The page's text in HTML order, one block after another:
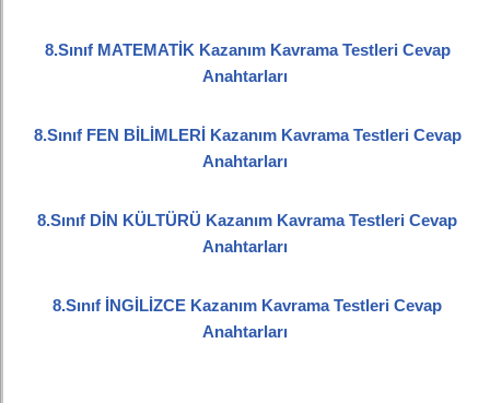
8.Sınıf MATEMATİK Kazanım Kavrama Testleri Cevap
Anahtarları
8.Sınıf FEN BİLİMLERİ Kazanım Kavrama Testleri Cevap
Anahtarları
8.Sınıf DİN KÜLTÜRÜ Kazanım Kavrama Testleri Cevap
Anahtarları
8.Sınıf İNGİLİZCE Kazanım Kavrama Testleri Cevap
Anahtarları